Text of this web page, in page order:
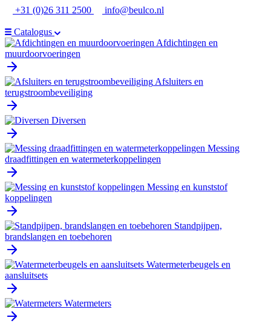
Ga
de
inhoud
+31 (0)26 311 2500 info@beulco.nl
Catalogus
Afdichtingen en
muurdoorvoeringen
Afsluiters en
terugstroombeveiliging
Diversen
Messing
draadfittingen en watermeterkoppelingen
Messing en kunststof
koppelingen
Standpijpen,
brandslangen en toebehoren
Watermeterbeugels en
aansluitsets
Watermeters